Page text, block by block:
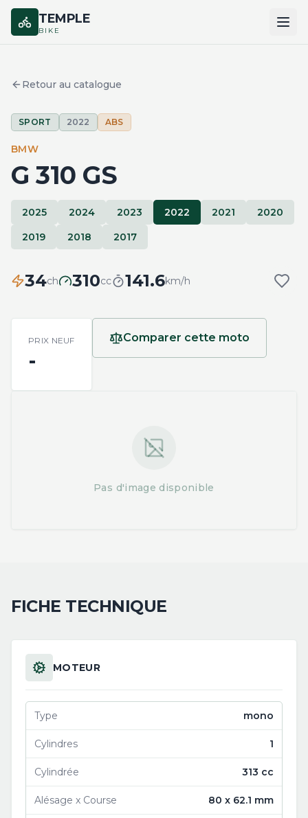
TEMPLE
BIKE
MARQUES
COMPARER
Retour au catalogue
SPORT 2022 ABS
BMW
G 310 GS
2025 2024 2023 2022 2021
2020
2019
2018 2017
34ch 310cc 141.6km/h
PRIX NEUF
-
Comparer cette moto
Pas d'image disponible
FICHE TECHNIQUE
MOTEUR
Type mono
Cylindres 1
Cylindrée 313 cc
Alésage x Course 80 x 62.1 mm